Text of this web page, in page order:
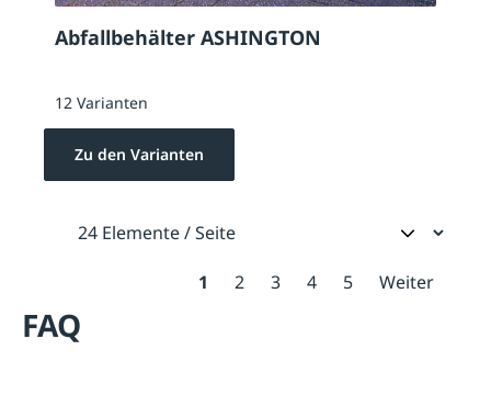
Abfallbehälter ASHINGTON
12 Varianten
Zu den Varianten
1 2 3 4 5 Weiter
FAQ